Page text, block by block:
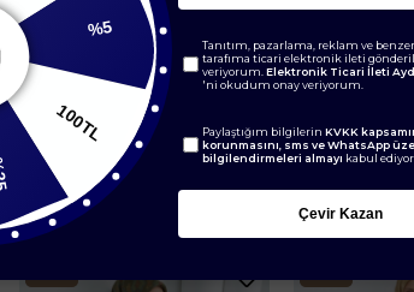
BENZER ÜRÜNLER
%5
100TL
Tanıtım, pazarlama, reklam ve
tarafıma ticari elektronik ileti
veriyorum. Elektronik Ticari İleti
'ni okudum onay veriyorum.
Paylaştığım bilgilerin KVKK
korunmasını, sms ve WhatsApp
bilgilendirmeleri almayı kabul
Çevir Kazan